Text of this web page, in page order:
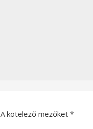
A kötelező mezőket *